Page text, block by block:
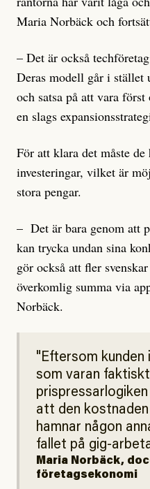
Maria Norbäck och
– Det är också
Deras modell går i stället
och satsa på att vara
en slags
För att klara det måste
investeringar, vilket är
stora pengar.
– Det är bara genom att
kan trycka undan sina
gör också att fler
överkomlig summa via
Norbäck.
Eftersom
som varan
att den
hamnar någon
fallet på gig-
Maria Norbäck,
företagsekonomi